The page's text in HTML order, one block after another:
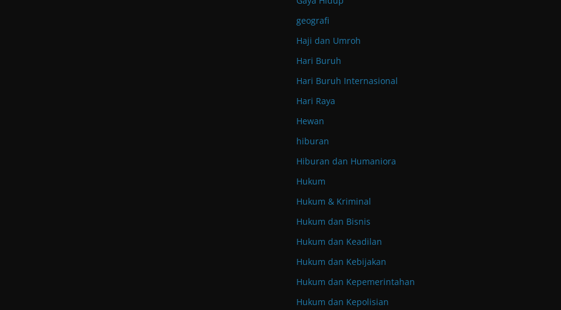
geografi
Haji dan Umroh
Hari Buruh
Hari Buruh Internasional
Hari Raya
Hewan
hiburan
Hiburan dan Humaniora
Hukum
Hukum & Kriminal
Hukum dan Bisnis
Hukum dan Keadilan
Hukum dan Kebijakan
Hukum dan Kepemerintahan
Hukum dan Kepolisian